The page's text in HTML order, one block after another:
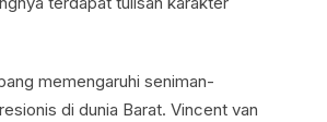
memengaruhi seniman-
di dunia Barat. Vincent van